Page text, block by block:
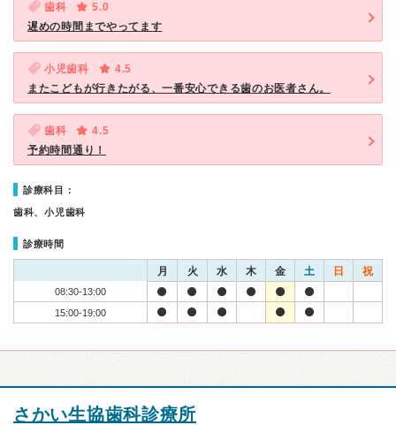
歯科
5.0
遅めの時間までやってます
小児歯科
4.5
またこどもが行きたがる、一番安心できる歯のお医者さん。
歯科
4.5
予約時間通り！
診療科目：
歯科、小児歯科
診療時間
月 火 水 木 金 土 日 祝
08:30-13:00
15:00-19:00
さかい生協歯科診療所